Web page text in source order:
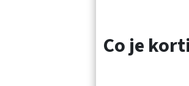
Co je